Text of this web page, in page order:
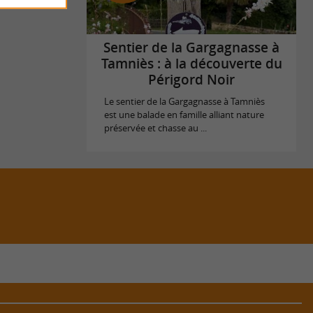
Sentier de la Gargagnasse à
Tamniès : à la découverte du
Périgord Noir
Le sentier de la Gargagnasse à Tamniès
est une balade en famille alliant nature
préservée et chasse au ...